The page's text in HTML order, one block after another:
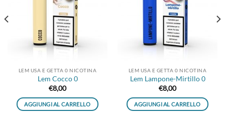
LEM USA E GETTA 0 NICOTINA
Lem Cocco 0
€8,00
AGGIUNGI AL CARRELLO
LEM USA E GETTA 0 NICOTINA
Lem Lampone-Mirtillo 0
€8,00
AGGIUNGI AL CARRELLO